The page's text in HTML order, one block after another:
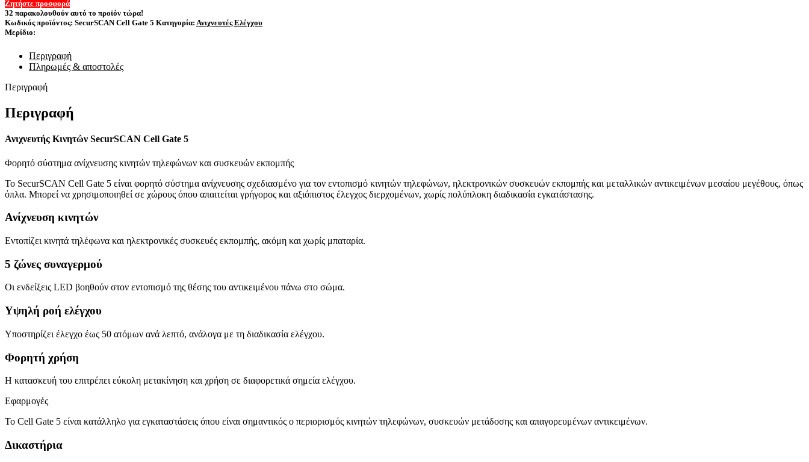
Ζητήστε προσφορά
32 παρακολουθούν αυτό το προϊόν τώρα!
Κωδικός προϊόντος: SecurSCAN Cell Gate 5 Κατηγορία: Ανιχνευτές Ελέγχου
Μερίδιο:
Περιγραφή
Πληρωμές & αποστολές
Περιγραφή
Περιγραφή
Ανιχνευτής Κινητών SecurSCAN Cell Gate 5
Φορητό σύστημα ανίχνευσης κινητών τηλεφώνων και συσκευών εκπομπής
Το SecurSCAN Cell Gate 5 είναι φορητό σύστημα ανίχνευσης σχεδιασμένο για τον εντοπισμό κινητών τηλεφώνων, ηλεκτρονικών συσκευών εκπομπής και μεταλλικών αντικειμένων μεσαίου μεγέθους, όπως
όπλα. Μπορεί να χρησιμοποιηθεί σε χώρους όπου απαιτείται γρήγορος και αξιόπιστος έλεγχος διερχομένων, χωρίς πολύπλοκη διαδικασία εγκατάστασης.
Ανίχνευση κινητών
Εντοπίζει κινητά τηλέφωνα και ηλεκτρονικές συσκευές εκπομπής, ακόμη και χωρίς μπαταρία.
5 ζώνες συναγερμού
Οι ενδείξεις LED βοηθούν στον εντοπισμό της θέσης του αντικειμένου πάνω στο σώμα.
Υψηλή ροή ελέγχου
Υποστηρίζει έλεγχο έως 50 ατόμων ανά λεπτό, ανάλογα με τη διαδικασία ελέγχου.
Φορητή χρήση
Η κατασκευή του επιτρέπει εύκολη μετακίνηση και χρήση σε διαφορετικά σημεία ελέγχου.
Εφαρμογές
Το Cell Gate 5 είναι κατάλληλο για εγκαταστάσεις όπου είναι σημαντικός ο περιορισμός κινητών τηλεφώνων, συσκευών μετάδοσης και απαγορευμένων αντικειμένων.
Δικαστήρια